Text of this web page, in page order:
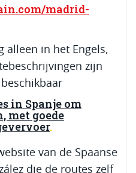
madrid-
alleen in het Engels,
zijn
in Spanje om
met goede
van de Spaanse
die de routes zelf